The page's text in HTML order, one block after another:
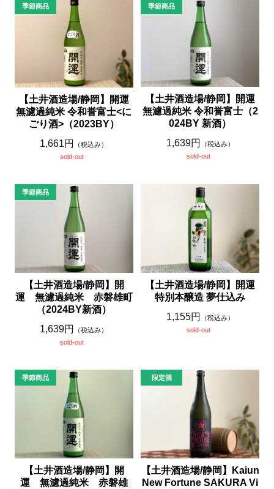
【土井酒造場/静岡】開運
無濾過純米 令和誉富士<に
ごり酒>（2023BY）
1,661円
（税込み）
sold-out
【土井酒造場/静岡】開運
無濾過純米 令和誉富士（2
024BY 新酒）
1,639円
（税込み）
sold-out
【土井酒造場/静岡】開
運 無濾過純米 赤磐雄町
（2024BY新酒）
1,639円
（税込み）
sold-out
【土井酒造場/静岡】開運
特別本醸造 夢仕込み
1,155円
（税込み）
sold-out
【土井酒造場/静岡】開
運 無濾過純米 赤磐雄
【土井酒造場/静岡】Kaiun
New Fortune SAKURA Vi